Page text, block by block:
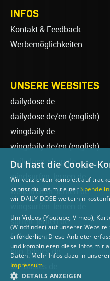
INFOS
Kontakt & Feedback
Werbemöglichkeiten
UNSERE WEBSITES
dailydose.de
dailydose.de/en (english)
wingdaily.de
wingdaily.de/en(english)
dailydose-shop.de
windsurfen-lernen.de
wellenreiten-lernen.de
surfen-lernen.de
foilsurfen.de
sup-basics.de
ski-basics.de
Du hast die Cookie-
Wir verzichten komplett auf
kannst du uns mit einerSpende
wir DAILY DOSE weiterhin
Um Videos (Youtube, Vimeo),
(Windfinder) auf unserer
erforderlich. Diese Anbieter
und kombinieren diese Infos mit
Daten. Mehr Infos dazu in unserer
Impressum
DETAILS ANZEIGEN